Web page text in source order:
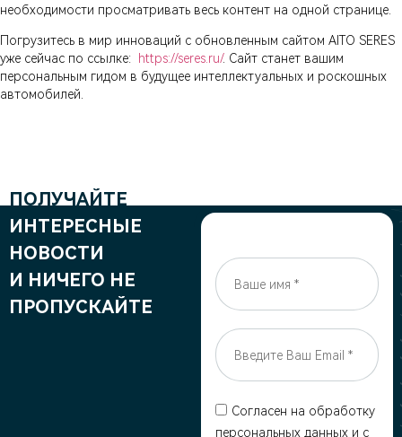
необходимости просматривать весь контент на одной странице.
Погрузитесь в мир инноваций с обновленным сайтом AITO SERES
уже сейчас по ссылке:
https://seres.ru/. Сайт станет вашим
персональным гидом в будущее интеллектуальных и роскошных
автомобилей.
ПОЛУЧАЙТЕ
ИНТЕРЕСНЫЕ
НОВОСТИ
И НИЧЕГО НЕ
ПРОПУСКАЙТЕ
Согласен на обработку
персональных данных и c